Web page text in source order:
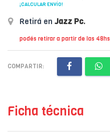
¡CALCULAR ENVÍO!
Retirá en Jazz Pc.
podés retirar a partir de las
COMPARTIR:
Ficha técnica